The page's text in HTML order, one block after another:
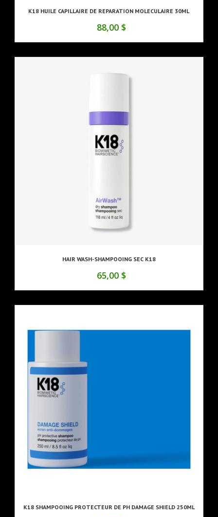
K18 HUILE CAPILLAIRE DE REPARATION MOLECULAIRE 30ML
88,00 $
HAIR WASH-SHAMPOOING SEC K18
65,00 $
K18 SHAMPOOING PROTECTEUR DE PH DAMAGE SHIELD 250ML